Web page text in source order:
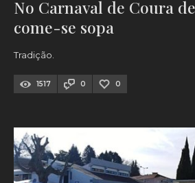
No Carnaval de Coura
come-se sopa
Tradição.
1517 0 0